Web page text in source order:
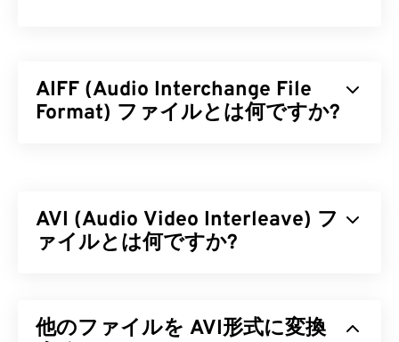
AIFF (Audio Interchange File
Format) ファイルとは何ですか?
ッショナル、特にAppleプラットフォームのユーザ
ーが使用しています。AIFFはロスレス
ータや音符の位置を特定できるため、ミュージシャ
AVI (Audio Video Interleave) フ
ァイルとは何ですか?
す。AVIは 、リソース交換ファイル形式（RIFF） の
他のファイルを AVI形式に変換